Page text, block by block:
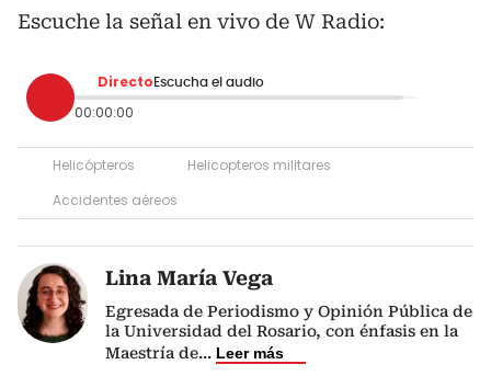
Escuche la señal en vivo de W Radio:
Directo Escucha el audio
00:00:00
Helicópteros
Helicopteros militares
Accidentes aéreos
Lina María Vega
Egresada de Periodismo y Opinión Pública de
la Universidad del Rosario, con énfasis en la
Maestría de... Leer más